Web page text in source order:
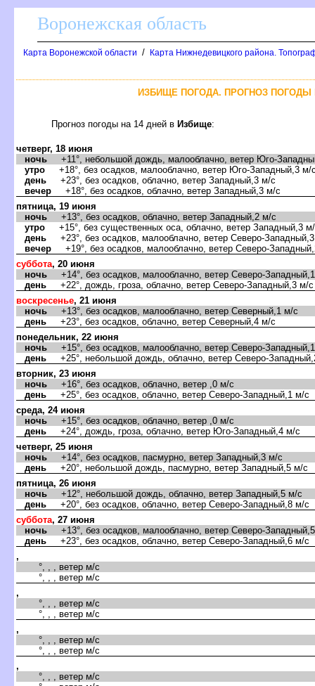
оронежская область
Карта Воронежской области / Карта Нижнедевицкого района.
ИЗБИЩЕ ПОГОДА. ПРОГНОЗ ПОГОДЫ
Прогноз погоды на 14 дней Избище:
четверг, 18 июня
ночь +11°, небольшой дождь, малооблачно, ветер Юго-
утро +18°, без осадков, малооблачно, ветер Юго-Западный,3 м/
день +23°, без осадков, облачно, ветер Западный,3 м/с
ечер +18°, без осадков, облачно, ветер Западный,3 м/с
пятница, 19 июня
ночь +13°, без осадков, облачно, ветер Западный,2 м/с
утро +15°, без существенных оса, облачно, ветер Западный,3
день +23°, без осадков, малооблачно, ветер Северо-
ечер +19°, без осадков, малооблачно, ветер Северо-
суббота, 20 июня
ночь +14°, без осадков, малооблачно, ветер Северо-
день +22°, дождь, гроза, облачно, ветер Северо-Западный,3 м/с
оскресенье, 21 июня
ночь +13°, без осадков, малооблачно, ветер Северный,1 м/с
день +23°, без осадков, облачно, ветер Северный,4 м/с
понедельник, 22 июня
ночь +15°, без осадков, малооблачно, ветер Северо-
день +25°, небольшой дождь, облачно, ветер Северо-
торник, 23 июня
ночь +16°, без осадков, облачно, ветер ,0 м/с
день +25°, без осадков, облачно, ветер Северо-Западный,1 м/с
среда, 24 июня
ночь +15°, без осадков, облачно, ветер ,0 м/с
день +24°, дождь, гроза, облачно, ветер Юго-Западный,4 м/с
четверг, 25 июня
ночь +14°, без осадков, пасмурно, ветер Западный,3 м/с
день +20°, небольшой дождь, пасмурно, ветер Западный,5 м/с
пятница, 26 июня
ночь +12°, небольшой дождь, облачно, ветер Западный,5 м/с
день +20°, без осадков, облачно, ветер Северо-Западный,8 м/с
суббота, 27 июня
ночь +13°, без осадков, малооблачно, ветер Северо-
день +23°, без осадков, облачно, ветер Северо-Западный,6 м/с
,
°, , , ветер м/с
°, , , ветер м/с
,
°, , , ветер м/с
°, , , ветер м/с
,
°, , , ветер м/с
°, , , ветер м/с
,
°, , , ветер м/с